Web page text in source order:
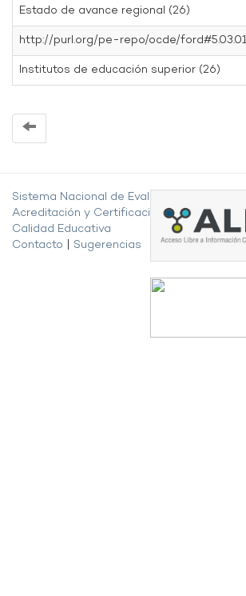
Estado de avance regional (26)
http://purl.org/pe-repo/ocde/
Institutos de educación superior (26)
Sistema Nacional de Evaluación,
Acreditación y Certificación de la
Calidad Educativa
Contacto
Sugerencias